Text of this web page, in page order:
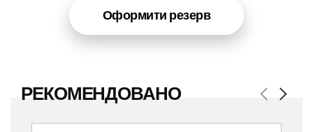
Оформити резерв
РЕКОМЕНДОВАНО Previous
Next